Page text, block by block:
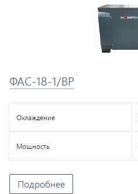
ФАС-18-1/ВР
Охлаждение
Мощность
Подробнее